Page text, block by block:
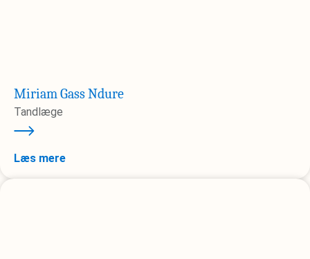
Miriam Gass Ndure
Tandlæge
Læs mere